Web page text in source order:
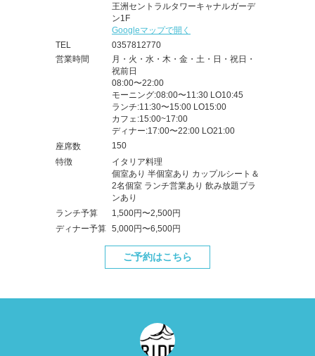
王洲セントラルタワーキャナルガーデ
ン1F
Googleマップで開く
TEL
0357812770
営業時間
月・火・水・木・金・土・日・祝日・
祝前日
08:00〜22:00
モーニング:08:00〜11:30 LO10:45
ランチ:11:30〜15:00 LO15:00
カフェ:15:00~17:00
ディナー:17:00〜22:00 LO21:00
座席数
150
特徴
イタリア料理
個室あり 半個室あり カップルシート＆
2名個室 ランチ営業あり 飲み放題プラ
ンあり
ランチ予算
1,500円〜2,500円
ディナー予算 5,000円〜6,500円
ご予約はこちら